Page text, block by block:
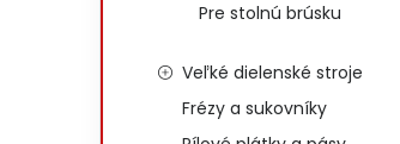
Pre stolnú brúsku
Veľké dielenské stroje
Frézy a sukovníky